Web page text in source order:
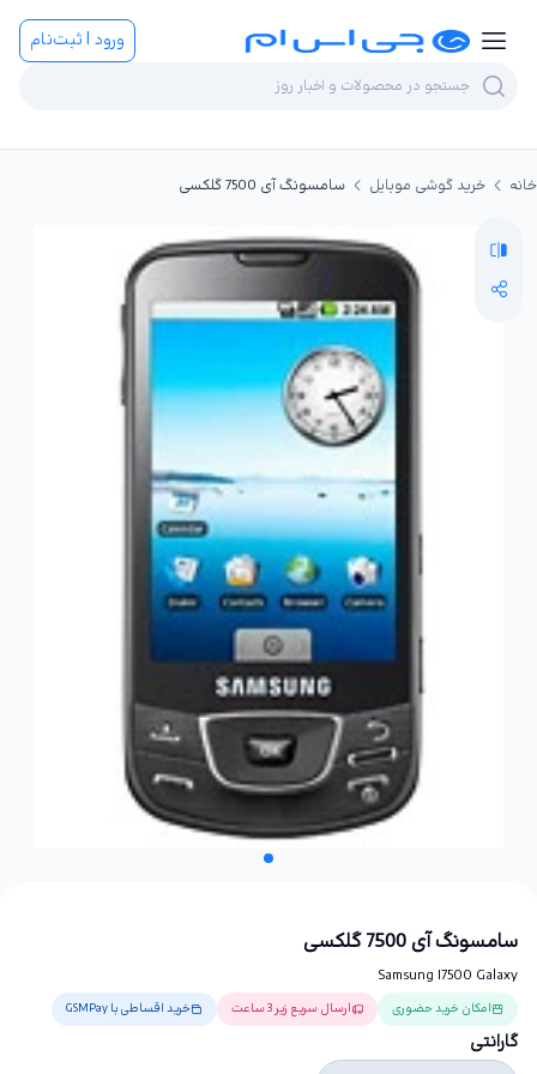
ورود | ثبت‌نام
خانه خرید گوشی موبایل سامسونگ آی 7500 گلکسی
سامسونگ آی 7500 گلکسی
Samsung I7500 Galaxy
امکان خرید حضوری ارسال سریع زیر 3 ساعت خرید اقساطی با GSMPay
گارانتی